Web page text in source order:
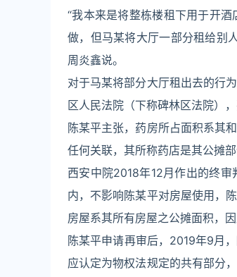
“我本来是将整栋楼租下用于开
做，但马某将大厅一部分租给别
周炎鑫说。
对于马某将部分大厅租出去的行
区人民法院（下称碑林区法院）
陈某平主张，药房所占面积系其
任何关联，其所称药店是其公摊部
西安中院2018年12月作出的终
内，不影响陈某平对房屋使用，
房屋系其所有房屋之公摊面积，
陈某平申请再审后，2019年9月
应认定为物权法规定的共有部分